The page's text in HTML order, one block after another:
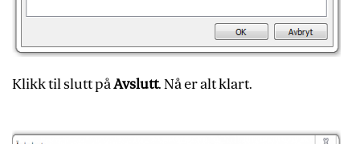
Klikk til slutt påAvslutt. Nå er alt klart.